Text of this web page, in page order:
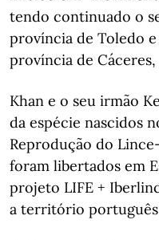
tendo continuado o
província de Toledo e
província de
Khan e o seu irmão
da espécie nascidos
Reprodução do
foram libertados em
projeto LIFE +
a território